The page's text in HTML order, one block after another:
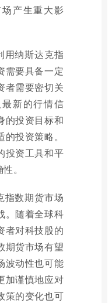
产生重大影
用纳斯达克指
需要具备一定
者需要密切关
新的行情信
的投资目标和
投资策略。
投资工具和平
。
指数期货市场
。随着全球科
者对科技股的
期货市场有望
波动性也可能
加谨慎地应对
策的变化也可